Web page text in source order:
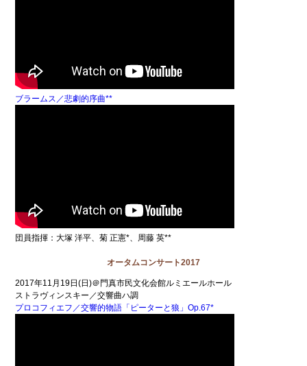
ブラームス／悲劇的序曲**
団員指揮：大塚 洋平、菊 正憲*、周藤 英**
オータムコンサート2017
2017年11月19日(日)＠門真市民文化会館ルミエールホール
ストラヴィンスキー／交響曲ハ調
プロコフィエフ／交響的物語「ピーターと狼」Op.67*